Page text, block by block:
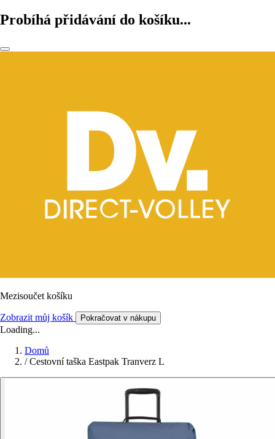
Probíhá přidávání do košíku...
Mezisoučet košíku
Zobrazit můj košík Pokračovat v nákupu
Loading...
Domů
/ Cestovní taška Eastpak Tranverz L